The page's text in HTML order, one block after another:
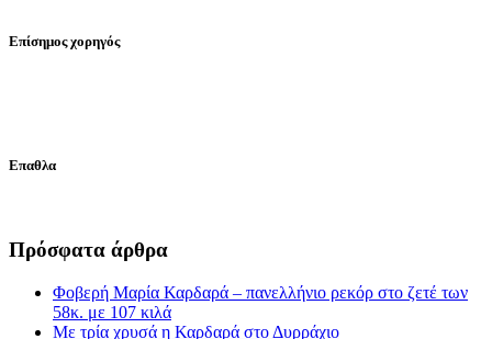
Επίσημος χορηγός
Επαθλα
Πρόσφατα άρθρα
Φοβερή Μαρία Καρδαρά – πανελλήνιο ρεκόρ στο ζετέ των
58κ. με 107 κιλά
Με τρία χρυσά η Καρδαρά στο Δυρράχιο